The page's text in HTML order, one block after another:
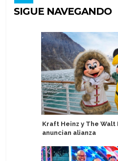
SIGUE NAVEGANDO
Kraft Heinz y The Walt
anuncian alianza